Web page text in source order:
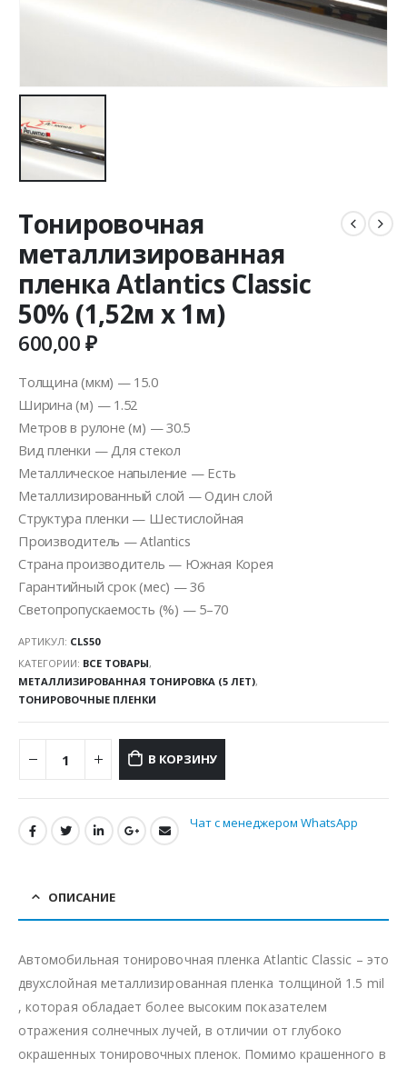
Тонировочная
металлизированная
пленка Atlantics Classic
50% (1,52м х 1м)
600,00₽
Толщина (мкм) — 15.0
Ширина (м) — 1.52
Метров в рулоне (м) — 30.5
Вид пленки — Для стекол
Металлическое напыление — Есть
Металлизированный слой — Один слой
Структура пленки — Шестислойная
Производитель — Atlantics
Страна производитель — Южная Корея
Гарантийный срок (мес) — 36
Светопропускаемость (%) — 5–70
АРТИКУЛ: CLS50
КАТЕГОРИИ: ВСЕ ТОВАРЫ,
МЕТАЛЛИЗИРОВАННАЯ ТОНИРОВКА (5 ЛЕТ),
ТОНИРОВОЧНЫЕ ПЛЕНКИ
В КОРЗИНУ
Чат с менеджером WhatsApp
ОПИСАНИЕ
Автомобильная тонировочная пленка Atlantic Classic – это
двухслойная металлизированная пленка толщиной 1.5 mil
, которая обладает более высоким показателем
отражения солнечных лучей, в отличии от глубоко
окрашенных тонировочных пленок. Помимо крашенного в